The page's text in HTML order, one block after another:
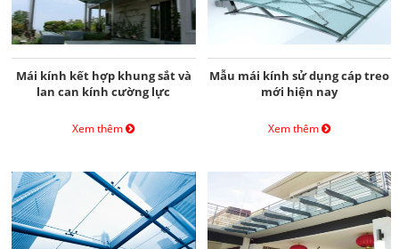
Mái kính kết hợp khung sắt và
lan can kính cường lực
Xem thêm
Mẫu mái kính sử dụng cáp treo
mới hiện nay
Xem thêm